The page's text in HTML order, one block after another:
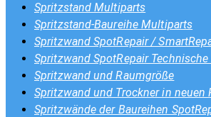
Spritzstand Multiparts
Spritzstand-Baureihe Multiparts
Spritzwand SpotRepair /
Spritzwand SpotRepair Technische
Spritzwand und Raumgröße
Spritzwand und Trockner in neuen
Spritzwände der Baureihen